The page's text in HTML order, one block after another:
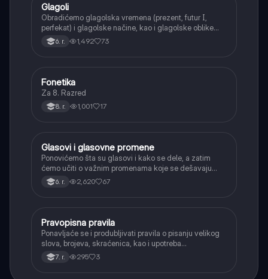
Srpski jezik
Glagoli
Obradićemo glagolska vremena (prezent, futur I,
perfekat) i glagolske načine, kao i glagolske oblike
(infinitiv, glagolski pridevi i prilozi) i glagolski vid
(svršeni i nesvršeni).
6. r. 1,492 73
Srpski jezik
Fonetika
Za 8. Razred
8. r. 1,001 17
Srpski jezik
Glasovi i glasovne promene
Ponovićemo šta su glasovi i kako se dele, a zatim
ćemo učiti o važnim promenama koje se dešavaju
kada se glasovi nađu jedan pored drugog u rečima
(npr. jednačenje suglasnika po zvučnosti i mestu
6. r. 2,620 67
Srpski jezik
Pravopisna pravila
Ponavljaće se i produbljivati pravila o pisanju velikog
slova, brojeva, skraćenica, kao i upotreba
interpunkcije, sa posebnim fokusom na zarez u
složenoj rečenici.
7. r. 295 3